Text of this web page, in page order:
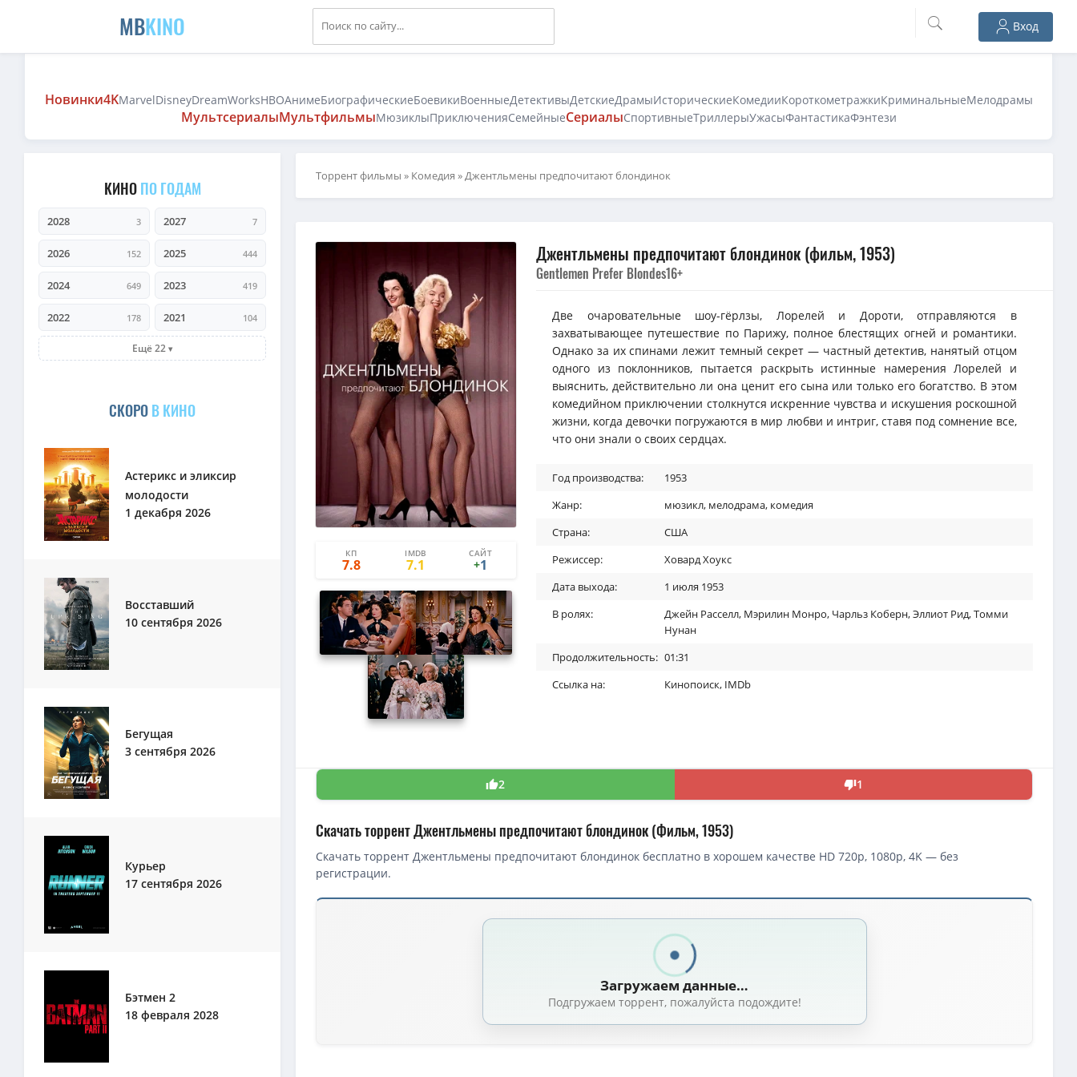
MBKINO Вход
Новинки4KMarvelDisneyDreamWorksHBOАнимеБиографическиеБоевикиВоенныеДетективыДетскиеДрамыИсторическиеКомедииКороткометражкиКриминальныеМелодрамы
МультсериалыМультфильмыМюзиклыПриключенияСемейныеСериалыСпортивныеТриллерыУжасыФантастикаФэнтези
КИНОПО ГОДАМ
2028 3 2027 7
2026 152 2025 444
2024 649 2023 419
2022 178 2021 104
Ещё 22
СКОРОВ КИНО
Астерикс и эликсир
молодости
1 декабря 2026
Восставший
10 сентября 2026
Бегущая
3 сентября 2026
Курьер
17 сентября 2026
Бэтмен 2
18 февраля 2028
Торрент фильмы » Комедия » Джентльмены предпочитают блондинок
КП
7.8
IMDB
7.1
САЙТ
21
+1
Джентльмены предпочитают блондинок (фильм, 1953)
Gentlemen Prefer Blondes16+
Две очаровательные шоу-гёрлзы, Лорелей и Дороти, отправляются в
захватывающее путешествие по Парижу, полное блестящих огней и романтики.
Однако за их спинами лежит темный секрет — частный детектив, нанятый отцом
одного из поклонников, пытается раскрыть истинные намерения Лорелей и
выяснить, действительно ли она ценит его сына или только его богатство. В этом
комедийном приключении столкнутся искренние чувства и искушения роскошной
жизни, когда девочки погружаются в мир любви и интриг, ставя под сомнение все,
что они знали о своих сердцах.
Год производства:
1953
Жанр:
мюзикл, мелодрама, комедия
Страна:
США
Режиссер:
Ховард Хоукс
Дата выхода:
1 июля 1953
В ролях:
Джейн Расселл, Мэрилин Монро, Чарльз Коберн,Эллиот Рид,Томми
Нунан
Продолжительность: 01:31
Ссылка на:
Кинопоиск, IMDb
2 1
Скачать торрент Джентльмены предпочитают блондинок (Фильм, 1953)
Скачать торрент Джентльмены предпочитают блондинок бесплатно в хорошем качестве HD 720p, 1080p, 4K — без
регистрации.
Скачать торрент — Джентльмены предпочитают блондинок / Gentlemen Prefer Blondes (1953)
1080p — Джентльмены предпочитают блондинок / Gentlemen Prefer Blondes (Ховард Хоукс / Howard Hawks) [1953, США, мюзикл, комедия, BDRip 1080p]
1080p — Джентльмены предпочитают блондинок / Gentlemen Prefer Blondes (Ховард Хоукс / Howard Hawks) [1953, США, мюзикл, комедия, BDRemux
BDRip — Джентльмены предпочитают блондинок / Gentlemen Prefer Blondes (Ховард Хоукс / Howard Hawks) [1953, США, мелодрама, мюзикл, комедия,
BDRip — Джентльмены предпочитают блондинок / Gentlemen prefer blondes (Ховард Хоукс / Howard Hawks) [1953, США, музыкальная комедия, BDRip-
Загружаем данные…
Подгружаем торрент, пожалуйста подождите!